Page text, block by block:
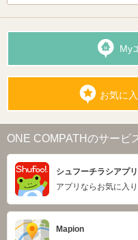
My
お気に
ONE COMPATHのサービ
シュフーチラシアプリ
アプリならお気に入
Mapion